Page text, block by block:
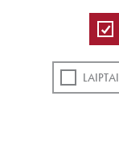
LAIPTAI